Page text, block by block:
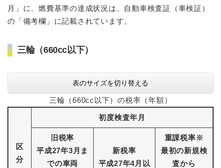
月」に、燃費基準の達成状況は、自動車検査証（車検証）
の「備考欄」に記載されています。
三輪（660cc以下）
表のサイズを切り替える
三輪（660cc以下）の税率（年額）
区
分
初度検査年月
旧税率
平成27年3月ま
での車両
新税率
平成27年4月以
重課税率※
最初の新規検
査から